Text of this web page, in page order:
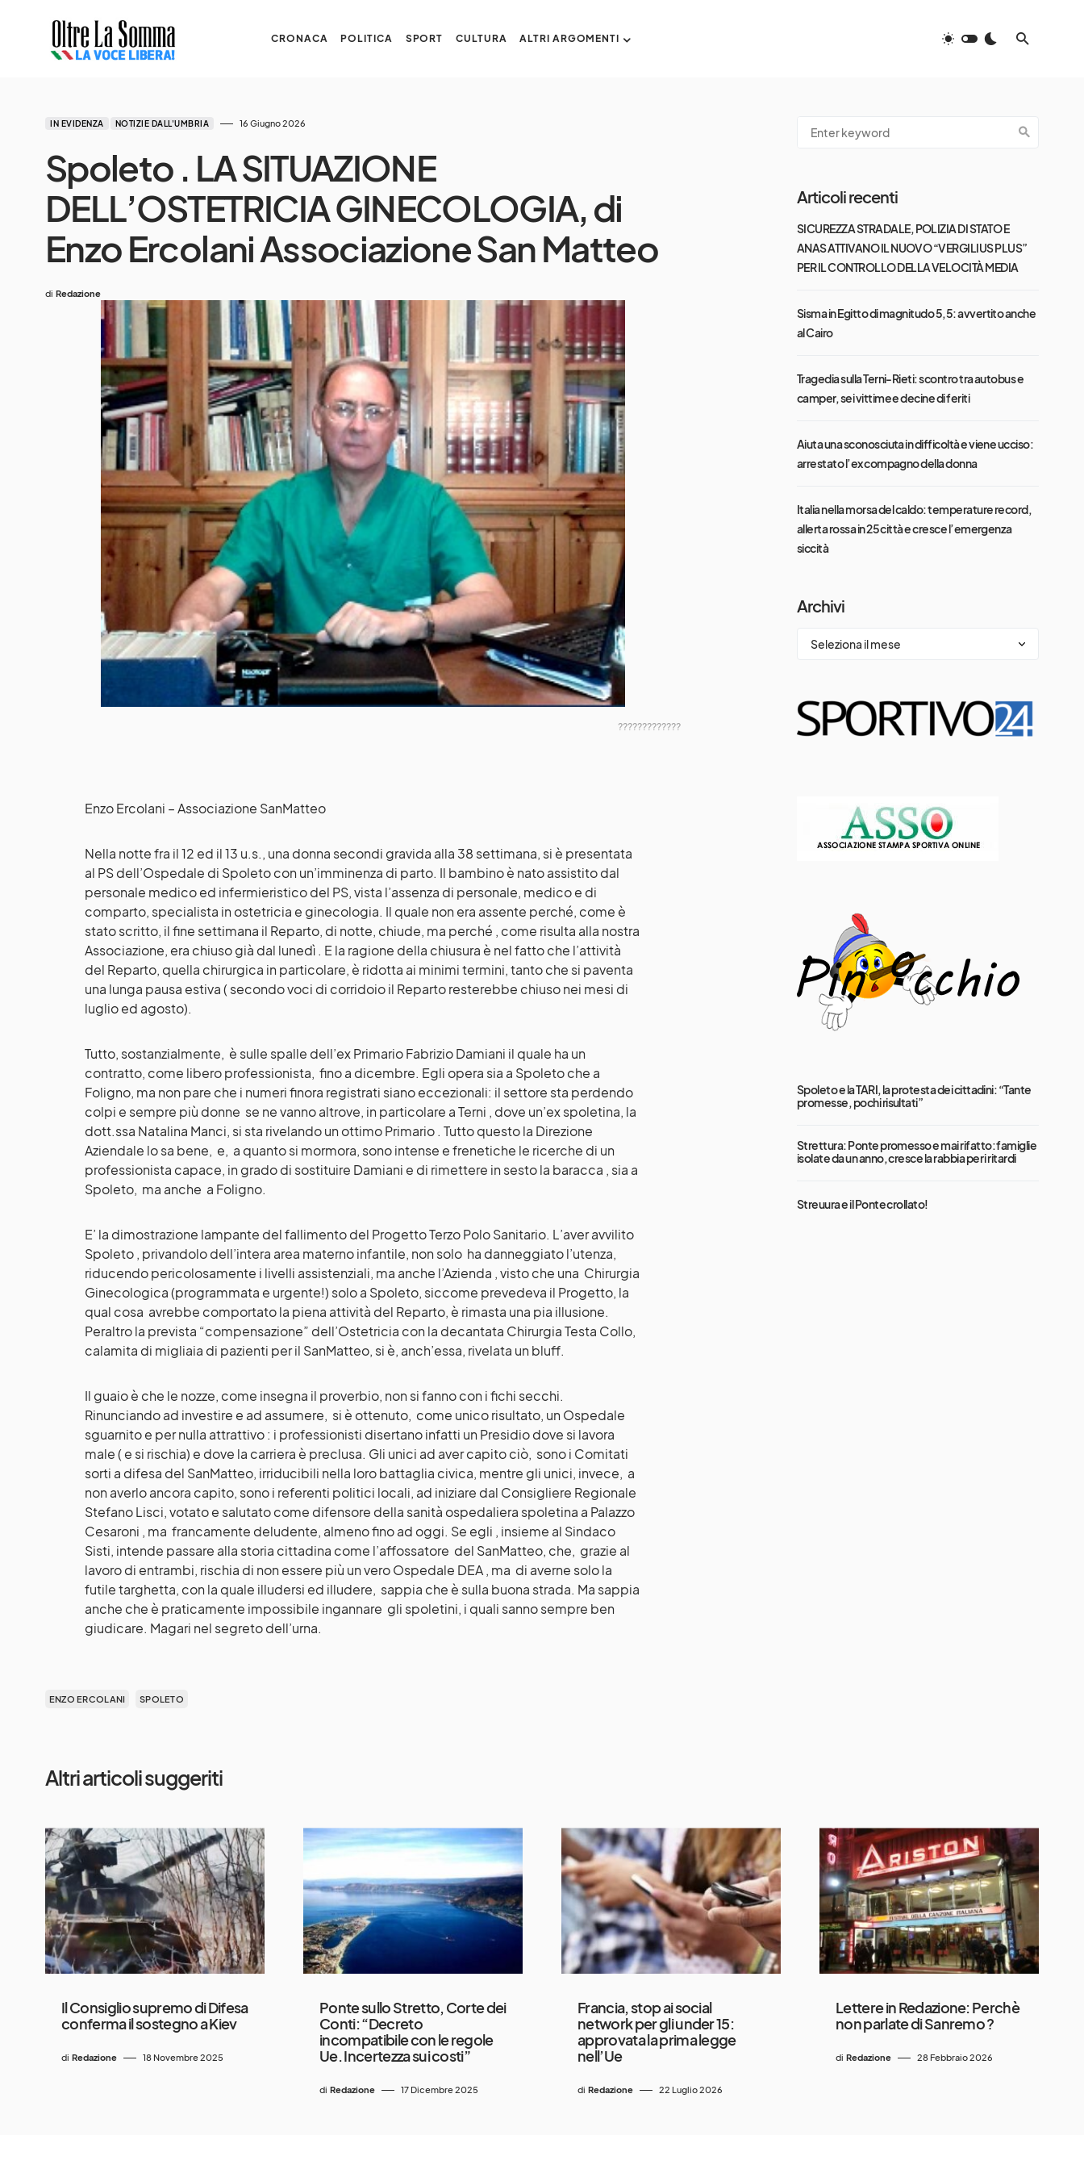
CRONACA POLITICA SPORT CULTURA ALTRI ARGOMENTI
IN EVIDENZA NOTIZIE DALL'UMBRIA 16 Giugno 2026
Spoleto . LA SITUAZIONE
DELL’OSTETRICIA GINECOLOGIA, di
Enzo Ercolani Associazione San Matteo
di Redazione
?????????????
Enzo Ercolani – Associazione SanMatteo
Nella notte fra il 12 ed il 13 u.s., una donna secondi gravida alla 38 settimana, si è presentata
al PS dell’Ospedale di Spoleto con un’imminenza di parto. Il bambino è nato assistito dal
personale medico ed infermieristico del PS, vista l’assenza di personale, medico e di
comparto, specialista in ostetricia e ginecologia. Il quale non era assente perché, come è
stato scritto, il fine settimana il Reparto, di notte, chiude, ma perché , come risulta alla nostra
Associazione, era chiuso già dal lunedì . E la ragione della chiusura è nel fatto che l’attività
del Reparto, quella chirurgica in particolare, è ridotta ai minimi termini, tanto che si paventa
una lunga pausa estiva ( secondo voci di corridoio il Reparto resterebbe chiuso nei mesi di
luglio ed agosto).
Tutto, sostanzialmente, è sulle spalle dell’ex Primario Fabrizio Damiani il quale ha un
contratto, come libero professionista, fino a dicembre. Egli opera sia a Spoleto che a
Foligno, ma non pare che i numeri finora registrati siano eccezionali: il settore sta perdendo
colpi e sempre più donne se ne vanno altrove, in particolare a Terni , dove un’ex spoletina, la
dott.ssa Natalina Manci, si sta rivelando un ottimo Primario . Tutto questo la Direzione
Aziendale lo sa bene, e, a quanto si mormora, sono intense e frenetiche le ricerche di un
professionista capace, in grado di sostituire Damiani e di rimettere in sesto la baracca , sia a
Spoleto, ma anche a Foligno.
E’ la dimostrazione lampante del fallimento del Progetto Terzo Polo Sanitario. L’aver avvilito
Spoleto , privandolo dell’intera area materno infantile, non solo ha danneggiato l’utenza,
riducendo pericolosamente i livelli assistenziali, ma anche l’Azienda , visto che una Chirurgia
Ginecologica (programmata e urgente!) solo a Spoleto, siccome prevedeva il Progetto, la
qual cosa avrebbe comportato la piena attività del Reparto, è rimasta una pia illusione.
Peraltro la prevista “compensazione” dell’Ostetricia con la decantata Chirurgia Testa Collo,
calamita di migliaia di pazienti per il SanMatteo, si è, anch’essa, rivelata un bluff.
Il guaio è che le nozze, come insegna il proverbio, non si fanno con i fichi secchi.
Rinunciando ad investire e ad assumere, si è ottenuto, come unico risultato, un Ospedale
sguarnito e per nulla attrattivo : i professionisti disertano infatti un Presidio dove si lavora
male ( e si rischia) e dove la carriera è preclusa. Gli unici ad aver capito ciò, sono i Comitati
sorti a difesa del SanMatteo, irriducibili nella loro battaglia civica, mentre gli unici, invece, a
non averlo ancora capito, sono i referenti politici locali, ad iniziare dal Consigliere Regionale
Stefano Lisci, votato e salutato come difensore della sanità ospedaliera spoletina a Palazzo
Cesaroni , ma francamente deludente, almeno fino ad oggi. Se egli , insieme al Sindaco
Sisti, intende passare alla storia cittadina come l’affossatore del SanMatteo, che, grazie al
lavoro di entrambi, rischia di non essere più un vero Ospedale DEA , ma di averne solo la
futile targhetta, con la quale illudersi ed illudere, sappia che è sulla buona strada. Ma sappia
anche che è praticamente impossibile ingannare gli spoletini, i quali sanno sempre ben
giudicare. Magari nel segreto dell’urna.
ENZO ERCOLANI SPOLETO
Articoli recenti
SICUREZZA STRADALE, POLIZIA DI STATO E
ANAS ATTIVANO IL NUOVO “VERGILIUS PLUS”
PER IL CONTROLLO DELLA VELOCITÀ MEDIA
Sisma in Egitto di magnitudo 5,5: avvertito anche
al Cairo
Tragedia sulla Terni-Rieti: scontro tra autobus e
camper, sei vittime e decine di feriti
Aiuta una sconosciuta in difficoltà e viene ucciso:
arrestato l’ex compagno della donna
Italia nella morsa del caldo: temperature record,
allerta rossa in 25 città e cresce l’emergenza
siccità
Archivi
Spoleto e la TARI, la protesta dei cittadini: “Tante
promesse, pochi risultati”
Strettura: Ponte promesso e mai rifatto: famiglie
isolate da un anno, cresce la rabbia per i ritardi
Streuura e il Ponte crollato!
Altri articoli suggeriti
Il Consiglio supremo di Difesa
conferma il sostegno a Kiev
di Redazione 18 Novembre 2025
Ponte sullo Stretto, Corte dei
Conti: “Decreto
incompatibile con le regole
Ue. Incertezza sui costi”
di Redazione 17 Dicembre 2025
Francia, stop ai social
network per gli under 15:
approvata la prima legge
nell’Ue
di Redazione 22 Luglio 2026
Lettere in Redazione: Perchè
non parlate di Sanremo ?
di Redazione 28 Febbraio 2026